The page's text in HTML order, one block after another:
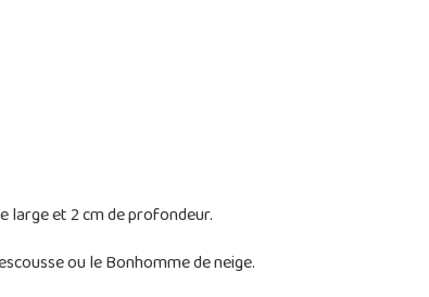
large et 2 cm de profondeur.
ou le Bonhomme de neige.